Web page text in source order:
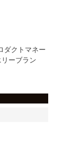
ダクトマネー
ーブラン